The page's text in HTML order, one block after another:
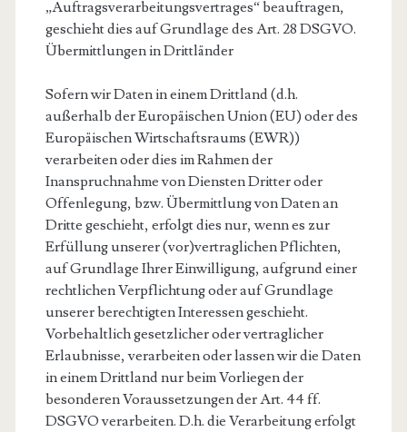
„Auftragsverarbeitungsvertrages“ beauftragen,
geschieht dies auf Grundlage des Art. 28 DSGVO.
Übermittlungen in Drittländer
Sofern wir Daten in einem Drittland (d.h.
außerhalb der Europäischen Union (EU) oder des
Europäischen Wirtschaftsraums (EWR))
verarbeiten oder dies im Rahmen der
Inanspruchnahme von Diensten Dritter oder
Offenlegung, bzw. Übermittlung von Daten an
Dritte geschieht, erfolgt dies nur, wenn es zur
Erfüllung unserer (vor)vertraglichen Pflichten,
auf Grundlage Ihrer Einwilligung, aufgrund einer
rechtlichen Verpflichtung oder auf Grundlage
unserer berechtigten Interessen geschieht.
Vorbehaltlich gesetzlicher oder vertraglicher
Erlaubnisse, verarbeiten oder lassen wir die Daten
in einem Drittland nur beim Vorliegen der
besonderen Voraussetzungen der Art. 44 ff.
DSGVO verarbeiten. D.h. die Verarbeitung erfolgt